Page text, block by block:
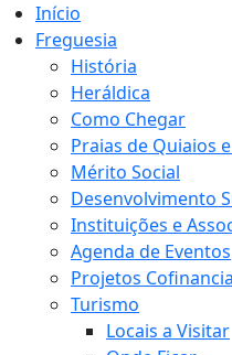
Início
Freguesia
História
Heráldica
Como Chegar
Praias de Quiaios
Mérito Social
Desenvolvimento
Instituições e
Agenda de Eventos
Projetos
Turismo
Locais a Visitar